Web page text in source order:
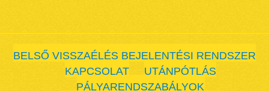
BELSŐ VISSZAÉLÉS BEJELENTÉSI RENDSZER
KAPCSOLAT
UTÁNPÓTLÁS
PÁLYARENDSZABÁLYOK